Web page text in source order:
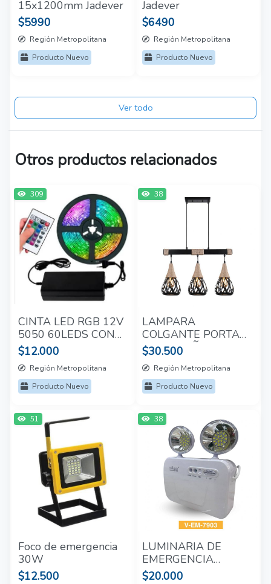
15x1200mm Jadever
$5990
Región Metropolitana
Producto Nuevo
Jadever
$6490
Región Metropolitana
Producto Nuevo
Ver todo
Otros productos relacionados
309
CINTA LED RGB 12V
5050 60LEDS CON
CONTROL 5M
$12.000
Región Metropolitana
Producto Nuevo
38
LAMPARA
COLGANTE PORTA
E27*3 CAÑAMO
$30.500
Región Metropolitana
Producto Nuevo
51
Foco de emergencia
30W
$12.500
38
LUMINARIA DE
EMERGENCIA
MICKEY
$20.000